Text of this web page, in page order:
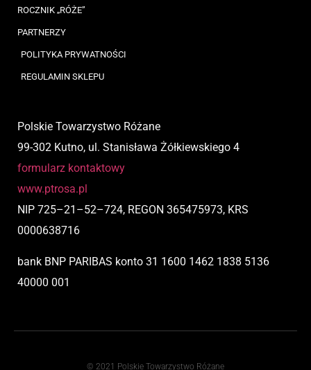
ROCZNIK „RÓŻE”
PARTNERZY
POLITYKA PRYWATNOŚCI
REGULAMIN SKLEPU
Polskie Towarzystwo Różane
99-302 Kutno, ul. Stanisława Żółkiewskiego 4
formularz kontaktowy
www.ptrosa.pl
NIP 725–21 –52–724, REGON 365475973, KRS
0000638716
bank BNP PARIBAS konto 31 1600 1462 1838 5136
40000 001
© 2021 Polskie Towarzystwo Różane